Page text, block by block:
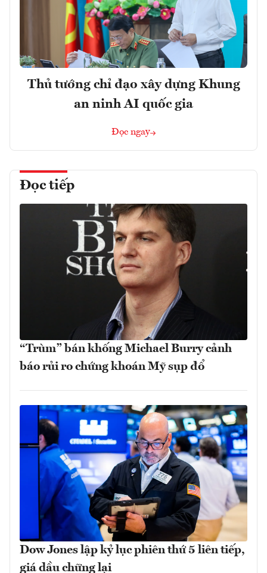
Thủ tướng chỉ đạo xây dựng Khung
an ninh AI quốc gia
Đọc ngay
Đọc tiếp
“Trùm” bán khống Michael Burry cảnh
báo rủi ro chứng khoán Mỹ sụp đổ
Dow Jones lập kỷ lục phiên thứ 5 liên tiếp,
giá dầu chững lại